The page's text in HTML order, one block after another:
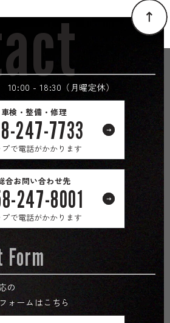
- 18:30（月曜定休）
車検・整備・修理
247-7733
プで電話がかかります
合お問い合わせ先
247-8001
プで電話がかかります
の
ォームはこちら